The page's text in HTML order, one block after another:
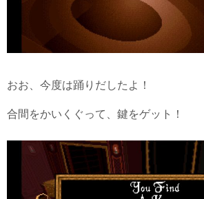
おお、今度は踊りだしたよ！
合間をかいくぐって、鍵をゲット！